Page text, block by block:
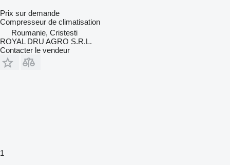
Prix sur demande
Compresseur de climatisation
Roumanie, Cristesti
ROYAL DRU AGRO S.R.L.
Contacter le vendeur
1